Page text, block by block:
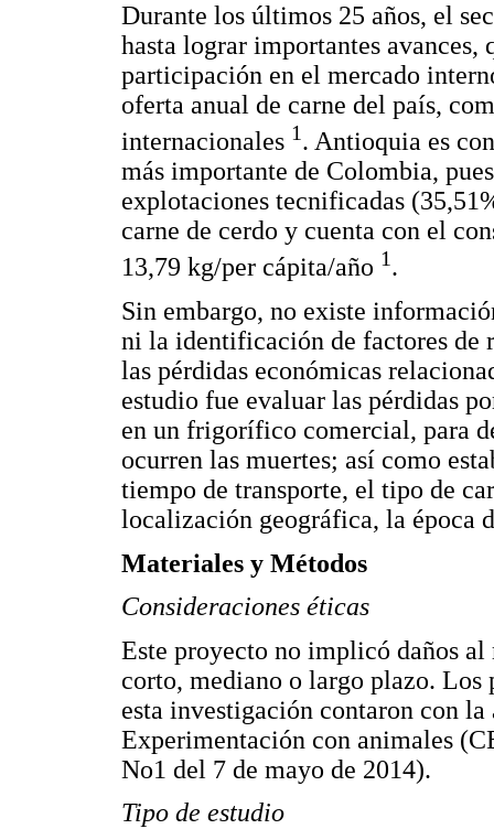
Durante los últimos 25 años, el
hasta lograr importantes
participación en el mercado
oferta anual de carne del país,
internacionales 1. Antioquia es
más importante de Colombia,
explotaciones tecnificadas
carne de cerdo y cuenta con el
13,79 kg/per cápita/año 1.
Sin embargo, no existe
ni la identificación de factores de
las pérdidas económicas
estudio fue evaluar las pérdidas
en un frigorífico comercial, para
ocurren las muertes; así como
tiempo de transporte, el tipo de
localización geográfica, la época
Materiales y Métodos
Consideraciones éticas
Este proyecto no implicó daños
corto, mediano o largo plazo. Los
esta investigación contaron con
Experimentación con animales
No1 del 7 de mayo de 2014).
Tipo de estudio